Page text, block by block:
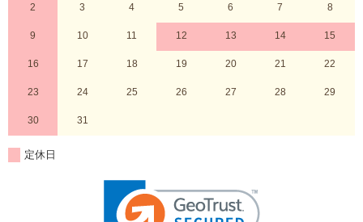
2 3 4 5 6 7 8
9 10 11 12 13 14 15
16 17 18 19 20 21 22
23 24 25 26 27 28 29
30 31
定休日